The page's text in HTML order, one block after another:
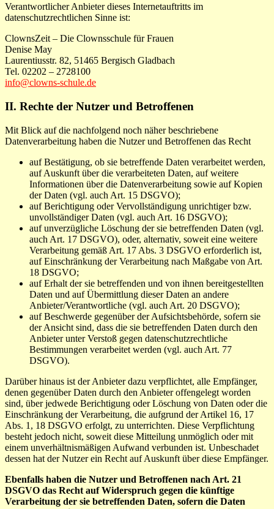
Verantwortlicher Anbieter dieses Internetauftritts im
datenschutzrechtlichen Sinne ist:
ClownsZeit – Die Clownsschule für Frauen
Denise May
Laurentiusstr. 82, 51465 Bergisch Gladbach
Tel. 02202 – 2728100
info@clowns-schule.de
II. Rechte der Nutzer und Betroffenen
Mit Blick auf die nachfolgend noch näher beschriebene
Datenverarbeitung haben die Nutzer und Betroffenen das Recht
auf Bestätigung, ob sie betreffende Daten verarbeitet werden,
auf Auskunft über die verarbeiteten Daten, auf weitere
Informationen über die Datenverarbeitung sowie auf Kopien
der Daten (vgl. auch Art. 15 DSGVO);
auf Berichtigung oder Vervollständigung unrichtiger bzw.
unvollständiger Daten (vgl. auch Art. 16 DSGVO);
auf unverzügliche Löschung der sie betreffenden Daten (vgl.
auch Art. 17 DSGVO), oder, alternativ, soweit eine weitere
Verarbeitung gemäß Art. 17 Abs. 3 DSGVO erforderlich ist,
auf Einschränkung der Verarbeitung nach Maßgabe von Art.
18 DSGVO;
auf Erhalt der sie betreffenden und von ihnen bereitgestellten
Daten und auf Übermittlung dieser Daten an andere
Anbieter/Verantwortliche (vgl. auch Art. 20 DSGVO);
auf Beschwerde gegenüber der Aufsichtsbehörde, sofern sie
der Ansicht sind, dass die sie betreffenden Daten durch den
Anbieter unter Verstoß gegen datenschutzrechtliche
Bestimmungen verarbeitet werden (vgl. auch Art. 77
DSGVO).
Darüber hinaus ist der Anbieter dazu verpflichtet, alle Empfänger,
denen gegenüber Daten durch den Anbieter offengelegt worden
sind, über jedwede Berichtigung oder Löschung von Daten oder die
Einschränkung der Verarbeitung, die aufgrund der Artikel 16, 17
Abs. 1, 18 DSGVO erfolgt, zu unterrichten. Diese Verpflichtung
besteht jedoch nicht, soweit diese Mitteilung unmöglich oder mit
einem unverhältnismäßigen Aufwand verbunden ist. Unbeschadet
dessen hat der Nutzer ein Recht auf Auskunft über diese Empfänger.
Ebenfalls haben die Nutzer und Betroffenen nach Art. 21
DSGVO das Recht auf Widerspruch gegen die künftige
Verarbeitung der sie betreffenden Daten, sofern die Daten